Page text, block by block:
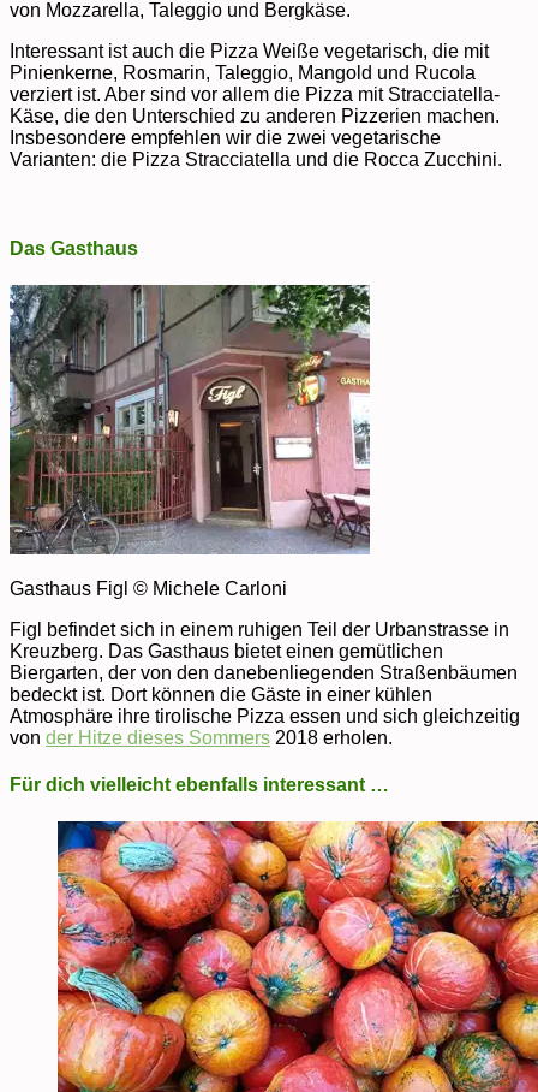
von Mozzarella, Taleggio und Bergkäse.
Interessant ist auch die Pizza Weiße vegetarisch, die mit
Pinienkerne, Rosmarin, Taleggio, Mangold und Rucola
verziert ist. Aber sind vor allem die Pizza mit Stracciatella-
Käse, die den Unterschied zu anderen Pizzerien machen.
Insbesondere empfehlen wir die zwei vegetarische
Varianten: die Pizza Stracciatella und die Rocca Zucchini.
Das Gasthaus
Gasthaus Figl © Michele Carloni
Figl befindet sich in einem ruhigen Teil der Urbanstrasse in
Kreuzberg. Das Gasthaus bietet einen gemütlichen
Biergarten, der von den danebenliegenden Straßenbäumen
bedeckt ist. Dort können die Gäste in einer kühlen
Atmosphäre ihre tirolische Pizza essen und sich gleichzeitig
von der Hitze dieses Sommers 2018 erholen.
Für dich vielleicht ebenfalls interessant …